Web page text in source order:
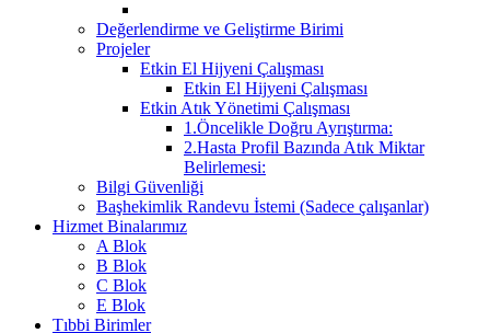
Değerlendirme ve Geliştirme Birimi
Projeler
Etkin El Hijyeni Çalışması
Etkin El Hijyeni Çalışması
Etkin Atık Yönetimi Çalışması
1.Öncelikle Doğru Ayrıştırma:
2.Hasta Profil Bazında Atık Miktar
Belirlemesi:
Bilgi Güvenliği
Başhekimlik Randevu İstemi (Sadece çalışanlar)
Hizmet Binalarımız
A Blok
B Blok
C Blok
E Blok
Tıbbi Birimler